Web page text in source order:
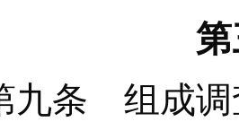
组成调查